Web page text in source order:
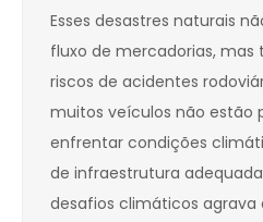
Esses desastres naturais
fluxo de mercadorias,
riscos de acidentes
muitos veículos não estão
enfrentar condições
de infraestrutura
desafios climáticos agrava